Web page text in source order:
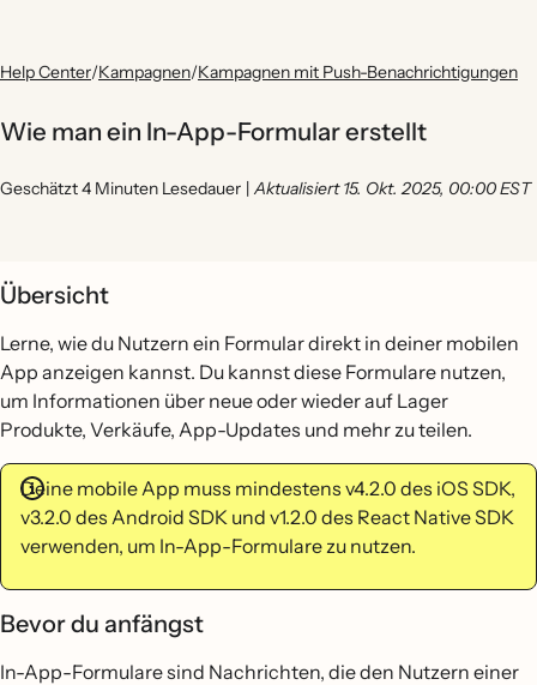
Help Center/Kampagnen/Kampagnen mit Push-Benachrichtigungen
Wie man ein In-App-Formular erstellt
Geschätzt 4 Minuten Lesedauer | Aktualisiert 15. Okt. 2025, 00:00 EST
Übersicht
Lerne, wie du Nutzern ein Formular direkt in deiner mobilen
App anzeigen kannst. Du kannst diese Formulare nutzen,
um Informationen über neue oder wieder auf Lager
Produkte, Verkäufe, App-Updates und mehr zu teilen.
Deine mobile App muss mindestens v4.2.0 des iOS SDK,
v3.2.0 des Android SDK und v1.2.0 des React Native SDK
verwenden, um In-App-Formulare zu nutzen.
Bevor du anfängst
In-App-Formulare sind Nachrichten, die den Nutzern einer